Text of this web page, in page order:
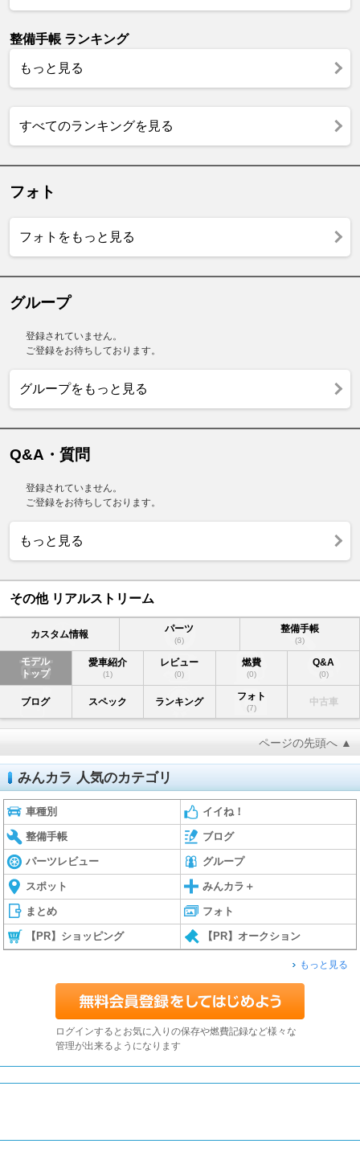
整備手帳 ランキング
もっと見る
すべてのランキングを見る
フォト
フォトをもっと見る
グループ
登録されていません。
ご登録をお待ちしております。
グループをもっと見る
Q&A・質問
登録されていません。
ご登録をお待ちしております。
もっと見る
その他 リアルストリーム
カスタム情報 パーツ
(6)
整備手帳
(3)
モデル
トップ
愛車紹介
(1)
レビュー
(0)
燃費
(0)
Q&A
(0)
ブログ スペック ランキング フォト
(7)
中古車
ページの先頭へ ▲
みんカラ 人気のカテゴリ
車種別 イイね！
整備手帳 ブログ
パーツレビュー グループ
スポット みんカラ＋
まとめ フォト
【PR】ショッピング 【PR】オークション
もっと見る
ログインするとお気に入りの保存や燃費記録など様々な
管理が出来るようになります